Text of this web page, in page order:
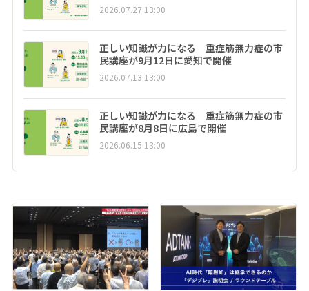
2026.07.27 13:00
正しい知識が力になる 重症筋無力症の市
民講座が9月12日に愛知で開催
2026.07.13 13:00
正しい知識が力になる 重症筋無力症の市
民講座が8月8日に広島で開催
2026.06.15 13:00